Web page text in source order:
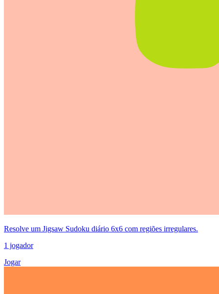
Resolve um Jigsaw Sudoku diário 6x6 com regiões irregulares.
1 jogador
Jogar